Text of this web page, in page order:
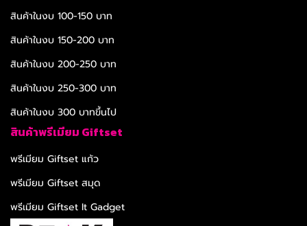
สินค้าในงบ 100-150 บาท
สินค้าในงบ 150-200 บาท
สินค้าในงบ 200-250 บาท
สินค้าในงบ 250-300 บาท
สินค้าในงบ 300 บาทขึ้นไป
สินค้าพรีเมียม Giftset
พรีเมียม Giftset แก้ว
พรีเมียม Giftset สมุด
พรีเมียม Giftset It Gadget